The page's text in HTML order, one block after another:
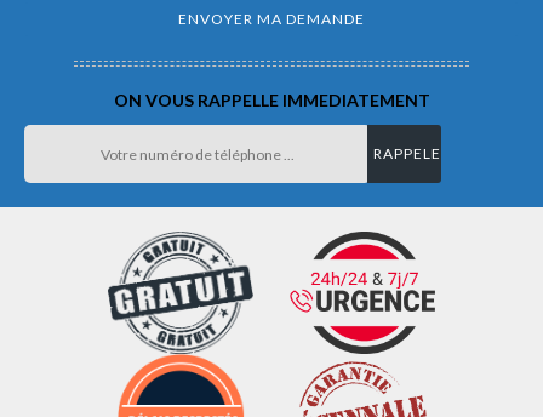
ON VOUS RAPPELLE IMMEDIATEMENT